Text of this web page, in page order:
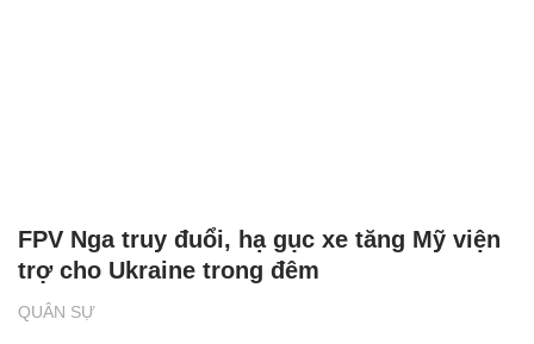
QUÂN SỰ
FPV Nga truy đuổi, hạ gục xe tăng Mỹ viện
trợ cho Ukraine trong đêm